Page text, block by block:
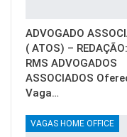
ADVOGADO
( ATOS) – REDAÇÃO:
RMS ADVOGADOS
ASSOCIADOS
Vaga…
VAGAS HOME OFFICE